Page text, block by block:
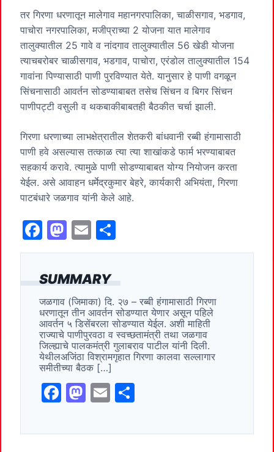
SUMMARY
जळगाव (जिमाका) दि. २७ – रब्बी हंगामासाठी गिरणा
धरणातून तीन आवर्तन सोडण्यात येणार असून पहिले
आवर्तन ५ डिसेंबरला सोडण्यात येईल. अशी माहिती
राज्याचे पाणीपुरवठा व स्वच्छतामंत्री तथा जळगाव
जिल्ह्याचे पालकमंत्री गुलाबराव पाटील यांनी दिली.
येथीलअजिंठा विश्रामगृहात गिरणा कालवा सल्लागार
समीतीच्या बैठक […]
F
c
M
st
E
ai ar
तर गिरणा धरणातून मालेगाव महानगरपालिका, चाळीसगाव, भडगाव,
पाचोरा नगरपालिका, मजीप्राच्या 2 योजना यात मालेगाव
तालुक्यातील 25 गावे व नांदगाव तालुक्यातील 56 खेडी योजना
त्याचबरोबर चाळीसगाव, भडगाव, पाचोरा, एरंडोल तालुक्यातील 154
गावांना पिण्यासाठी पाणी पुरविण्यात येते. यानुसार हे पाणी वगळून
सिंचनासाठी आवर्तन सोडण्याबाबत तसेच सिंचन व बिगर सिंचन
पाणीपट्टी वसुली व थकबाकीबाबतही बैठकीत चर्चा झाली.
गिरणा धरणाच्या लाभक्षेत्रातील शेतकरी बांधवानी रब्बी हंगामासाठी
पाणी हवे असल्यास तत्काळ त्या त्या शाखांकडे फार्म भरण्याबाबत
सहकार्य करावे. त्यामुळे पाणी सोडण्याबाबत योग्य नियोजन करता
येईल. असे आवाहन धर्मेद्रकुमार बेहरे, कार्यकारी अभियंता, गिरणा
पाटबंधारे जळगाव यांनी केले आहे.
F
a
c
e
b
o
o
k
M
a
st
o
d
o
n
E
m
ai
l
h